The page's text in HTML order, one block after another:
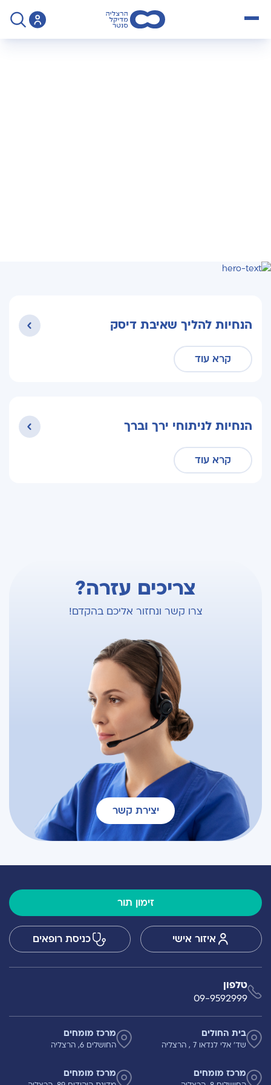
הנחיות להליך שאיבת דיסק
קרא עוד
הנחיות לניתוחי ירך וברך
קרא עוד
צריכים עזרה?
צרו קשר ונחזור אליכם בהקדם!
יצירת קשר
זימון תור
איזור אישי כניסת רופאים
טלפון
09-9592999
בית החולים
שד' אלי לנדאו 7 , הרצליה
מרכז מומחים
החושלים 6, הרצליה
מרכז מומחים מרכז מומחים